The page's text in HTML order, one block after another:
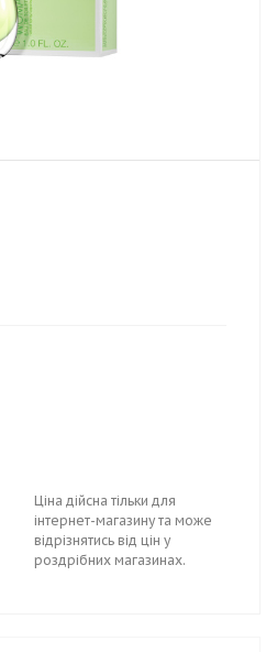
Ціна дійсна тільки для
інтернет-магазину та може
відрізнятись від цін у
роздрібних магазинах.